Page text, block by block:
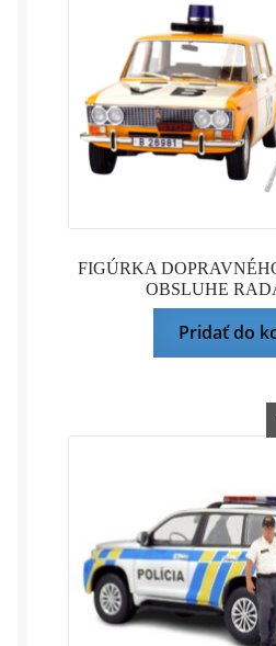
FIGÚRKA
OBSLUHE
Pridať do